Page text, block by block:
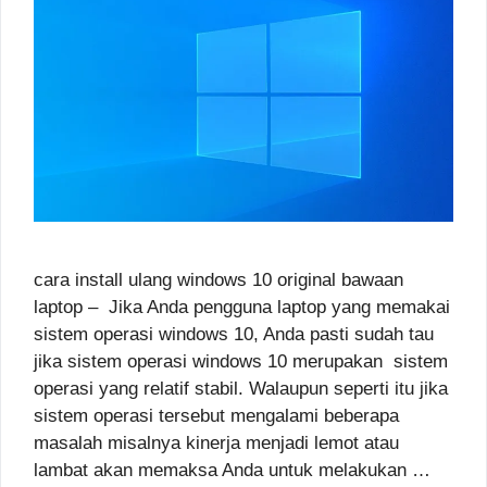
cara install ulang windows 10 original bawaan
laptop – Jika Anda pengguna laptop yang memakai
sistem operasi windows 10, Anda pasti sudah tau
jika sistem operasi windows 10 merupakan sistem
operasi yang relatif stabil. Walaupun seperti itu jika
sistem operasi tersebut mengalami beberapa
masalah misalnya kinerja menjadi lemot atau
lambat akan memaksa Anda untuk melakukan …